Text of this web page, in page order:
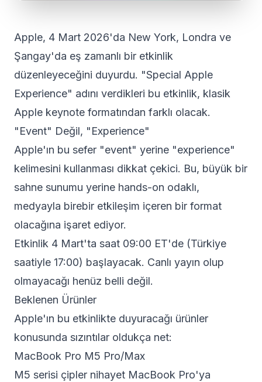
Apple, 4 Mart 2026'da New York, Londra ve
Şangay'da eş zamanlı bir etkinlik
düzenleyeceğini duyurdu. "Special Apple
Experience" adını verdikleri bu etkinlik, klasik
Apple keynote formatından farklı olacak.
"Event" Değil, "Experience"
Apple'ın bu sefer "event" yerine "experience"
kelimesini kullanması dikkat çekici. Bu, büyük bir
sahne sunumu yerine hands-on odaklı,
medyayla birebir etkileşim içeren bir format
olacağına işaret ediyor.
Etkinlik 4 Mart'ta saat 09:00 ET'de (Türkiye
saatiyle 17:00) başlayacak. Canlı yayın olup
olmayacağı henüz belli değil.
Beklenen Ürünler
Apple'ın bu etkinlikte duyuracağı ürünler
konusunda sızıntılar oldukça net:
MacBook Pro M5 Pro/Max
M5 serisi çipler nihayet MacBook Pro'ya